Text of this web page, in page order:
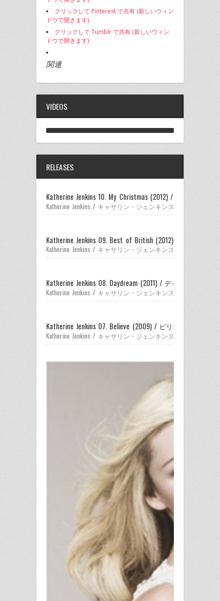
クリックして Pinterest で共有 (新しいウィン
ドウで開きます)
クリックして Tumblr で共有 (新しいウィン
ドウで開きます)
関連
VIDEOS
RELEASES
Katherine Jenkins 10. My Christmas (2012) / マイ・クリス
Katherine Jenkins / キャサリン・ジェンキンス
Katherine Jenkins 09. Best of British (2012) :
Katherine Jenkins / キャサリン・ジェンキンス
Katherine Jenkins 08. Daydream (2011) / デイドリーム
Katherine Jenkins / キャサリン・ジェンキンス
Katherine Jenkins 07. Believe (2009) / ビリーヴ
Katherine Jenkins / キャサリン・ジェンキンス